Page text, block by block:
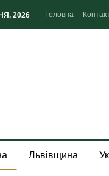
2026 Головна
Львівщина